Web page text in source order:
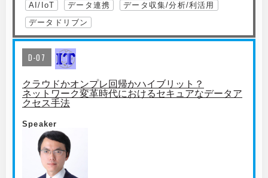
AI/IoT データ連携
データ収集/分析/利活用
データドリブン
D-07
クラウドかオンプレ回帰かハイブリット？
ネットワーク変革時代におけるセキュアなデータア
クセス手法
Speaker